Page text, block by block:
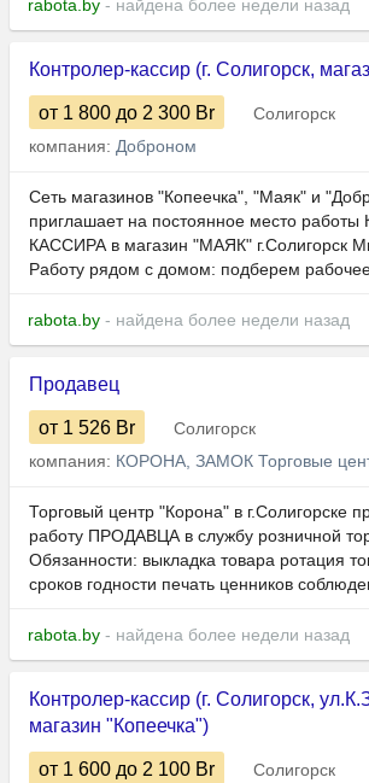
rabota.by - найдена более недели назад
Контролер-кассир (г. Солигорск,
от 1 800 до 2 300 Br
Солигорск
компания: Доброном
Сеть магазинов "Копеечка", "Маяк" и
приглашает на постоянное место
КАССИРА в магазин "МАЯК" г.Солигорск
Работу рядом с домом: подберем
rabota.by - найдена более недели назад
Продавец
от 1 526 Br
Солигорск
компания: КОРОНА, ЗАМОК Торговые
Торговый центр "Корона" в г.Солигорске
работу ПРОДАВЦА в службу розничной
Обязанности: выкладка товара ротация
сроков годности печать ценников
rabota.by - найдена более недели назад
Контролер-кассир (г. Солигорск,
магазин "Копеечка")
от 1 600 до 2 100 Br
Солигорск